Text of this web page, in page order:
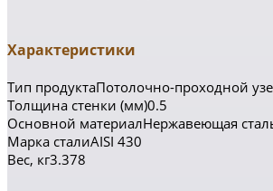
Характеристики
Тип продуктаПотолочно-проходной
Толщина стенки (мм)0.5
Основной материалНержавеющая
Марка сталиAISI 430
Вес, кг3.378